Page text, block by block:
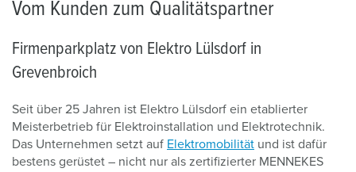
Vom Kunden zum Qualitätspartner
Firmenparkplatz von Elektro Lülsdorf in
Grevenbroich
Seit über 25 Jahren ist Elektro Lülsdorf ein etablierter
Meisterbetrieb für Elektroinstallation und Elektrotechnik.
Das Unternehmen setzt auf Elektromobilität und ist dafür
bestens gerüstet – nicht nur als zertifizierter MENNEKES